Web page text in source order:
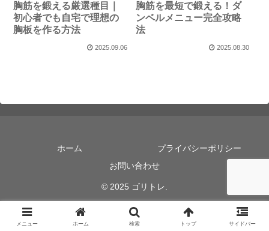
胸筋を鍛える厳選種目｜
初心者でも自宅で理想の
胸板を作る方法
2025.09.06
胸筋を最短で鍛える！ダ
ンベルメニュー完全攻略
法
2025.08.30
ホーム
プライバシーポリシー
お問い合わせ
© 2025 ゴリトレ.
メニュー ホーム 検索 トップ サイドバー